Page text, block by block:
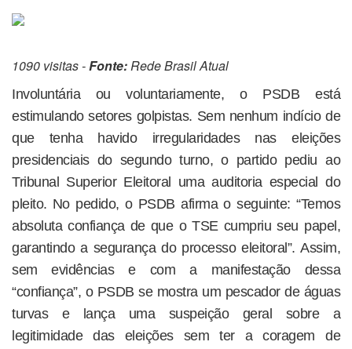
1090 visitas -Fonte:Rede Brasil Atual
Involuntária ou voluntariamente, o PSDB está
estimulando setores golpistas. Sem nenhum indício de
que tenha havido irregularidades nas eleições
presidenciais do segundo turno, o partido pediu ao
Tribunal Superior Eleitoral uma auditoria especial do
pleito. No pedido, o PSDB afirma o seguinte: “Temos
absoluta confiança de que o TSE cumpriu seu papel,
garantindo a segurança do processo eleitoral”. Assim,
sem evidências e com a manifestação dessa
“confiança”, o PSDB se mostra um pescador de águas
turvas e lança uma suspeição geral sobre a
legitimidade das eleições sem ter a coragem de